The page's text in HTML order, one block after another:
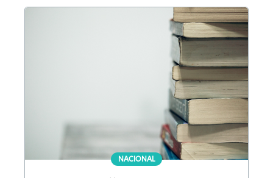
NACIONAL